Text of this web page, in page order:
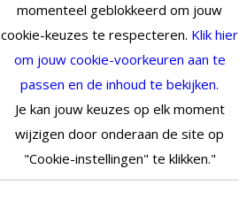
momenteel geblokkeerd om jouw
cookie-keuzes te respecteren. Klik hier
om jouw cookie-voorkeuren aan te
passen en de inhoud te bekijken.
Je kan jouw keuzes op elk moment
wijzigen door onderaan de site op
"Cookie-instellingen" te klikken."